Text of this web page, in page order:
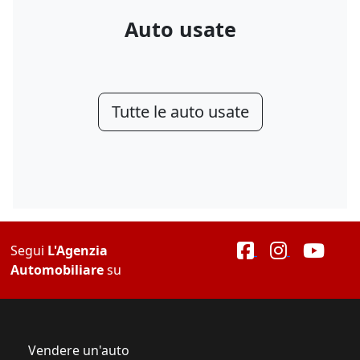
Auto usate
Tutte le auto usate
Segui L'Agenzia
Automobiliaresu
Vendere un'auto